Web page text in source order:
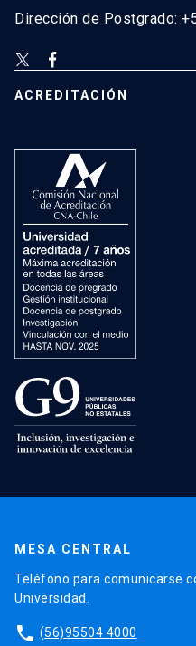
Dirección de Postgrado:
ACREDITACIÓN
MESA CENTRAL
Teléfono para comunicarse
Universidad.
phone (56)95504 4000